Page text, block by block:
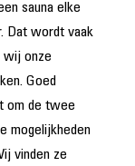
sauna elke
Dat wordt vaak
wij onze
Goed
om de twee
mogelijkheden
vinden ze